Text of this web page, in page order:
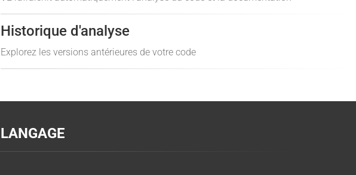
Historique d'analyse
Explorez les versions antérieures de votre code
LANGAGE